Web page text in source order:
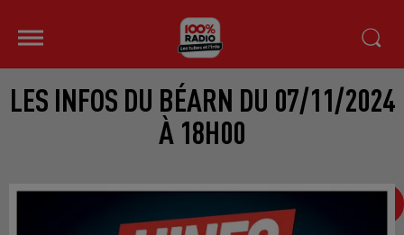
LES INFOS DU BÉARN DU 07/11/2024
À 18H00